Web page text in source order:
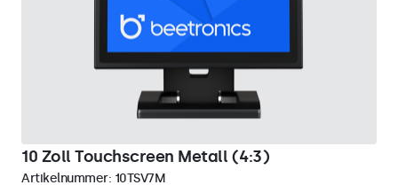
10 Zoll Touchscreen Metall (4:3)
Artikelnummer: 10TSV7M